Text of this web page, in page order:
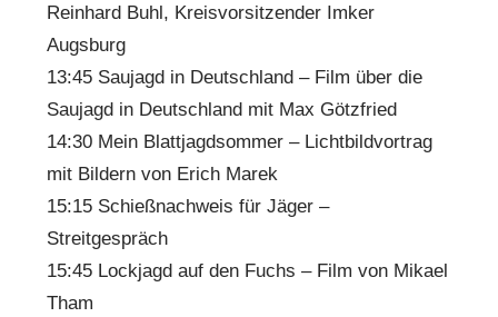
Reinhard Buhl, Kreisvorsitzender Imker
Augsburg
13:45 Saujagd in Deutschland – Film über die
Saujagd in Deutschland mit Max Götzfried
14:30 Mein Blattjagdsommer – Lichtbildvortrag
mit Bildern von Erich Marek
15:15 Schießnachweis für Jäger –
Streitgespräch
15:45 Lockjagd auf den Fuchs – Film von Mikael
Tham